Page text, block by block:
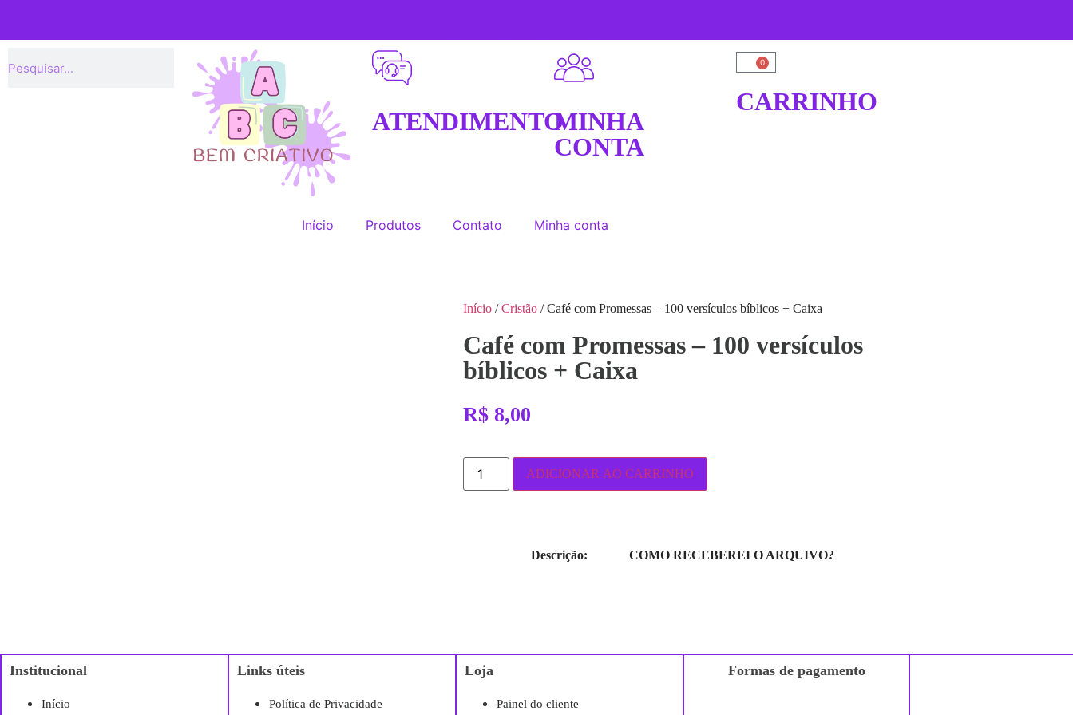
ATENDIMENTOMINHA
CONTA
0
CARRINHO
Início Produtos Contato Minha conta
Início /Cristão / Café com Promessas – 100 versículos bíblicos + Caixa
Café com Promessas – 100 versículos
bíblicos + Caixa
R$ 8,00
ADICIONAR AO CARRINHO
Descrição: COMO RECEBEREI O ARQUIVO?
Institucional
Início
Links úteis
Política de Privacidade
Loja
Painel do cliente
Formas de pagamento